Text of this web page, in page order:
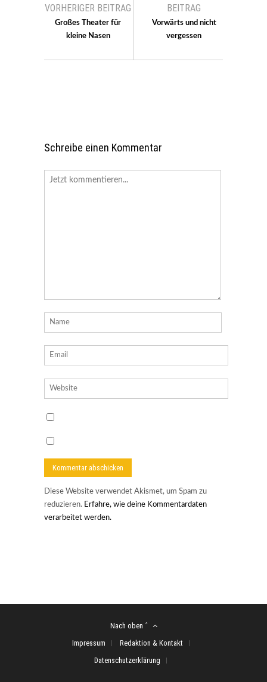
VORHERIGER BEITRAG
Großes Theater für
kleine Nasen
BEITRAG
Vorwärts und nicht
vergessen
Schreibe einen Kommentar
Diese Website verwendet Akismet, um Spam zu
reduzieren. Erfahre, wie deine Kommentardaten
verarbeitet werden.
Nach oben ˆ
Impressum
Redaktion & Kontakt
Datenschutzerklärung